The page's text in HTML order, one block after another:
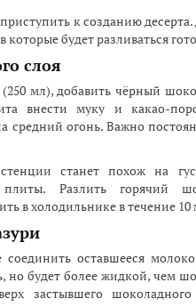
к созданию десерта.
будет разливаться
слоя
мл), добавить чёрный
внести муку и какао-
средний огонь. Важно
станет похож на
Разлить горячий
в холодильнике в течение 10
оставшееся
но будет более жидкой, чем
застывшего